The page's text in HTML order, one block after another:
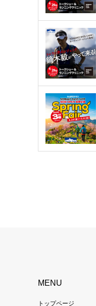
MENU
トップページ